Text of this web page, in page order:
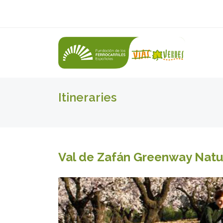
Itineraries
Val de Zafán Greenway